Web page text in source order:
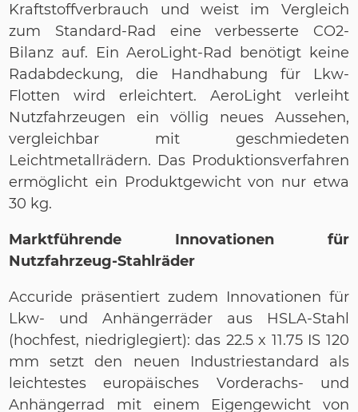
Kraftstoffverbrauch und weist im Vergleich
zum Standard-Rad eine verbesserte CO2-
Bilanz auf. Ein AeroLight-Rad benötigt keine
Radabdeckung, die Handhabung für Lkw-
Flotten wird erleichtert. AeroLight verleiht
Nutzfahrzeugen ein völlig neues Aussehen,
vergleichbar mit geschmiedeten
Leichtmetallrädern. Das Produktionsverfahren
ermöglicht ein Produktgewicht von nur etwa
30 kg.
Marktführende Innovationen für
Nutzfahrzeug-Stahlräder
Accuride präsentiert zudem Innovationen für
Lkw- und Anhängerräder aus HSLA-Stahl
(hochfest, niedriglegiert): das 22.5 x 11.75 IS 120
mm setzt den neuen Industriestandard als
leichtestes europäisches Vorderachs- und
Anhängerrad mit einem Eigengewicht von